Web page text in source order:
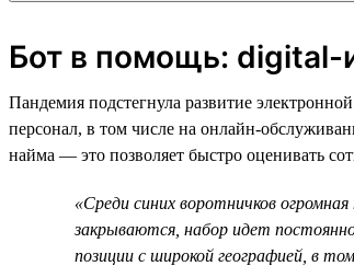
Бот в помощь: digital-
Пандемия подстегнула развитие
персонал, в том числе на онлайн-
найма — это позволяет быстро оценивать
«Среди синих воротничков
закрываются, набор идет
позиции с широкой географией, в